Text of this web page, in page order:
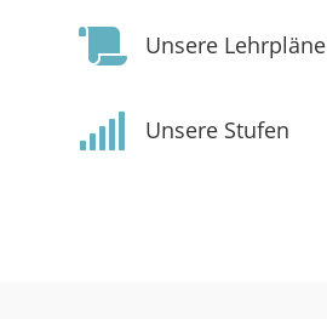
 Unsere Lehrpläne
 Unsere Stufen